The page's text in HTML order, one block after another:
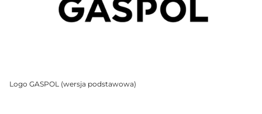
Logo GASPOL (wersja podstawowa)